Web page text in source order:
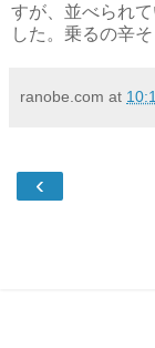
すが、並べられ
した。乗るの辛そ
ranobe.com at
‹